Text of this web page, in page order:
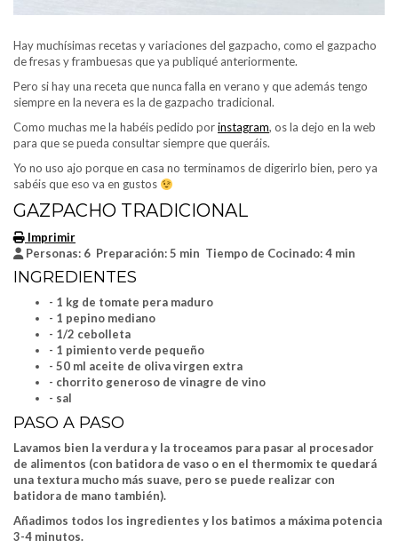
Hay muchísimas recetas y variaciones del gazpacho, como el gazpacho
de fresas y frambuesas que ya publiqué anteriormente.
Pero si hay una receta que nunca falla en verano y que además tengo
siempre en la nevera es la de gazpacho tradicional.
Como muchas me la habéis pedido porinstagram, os la dejo en la web
para que se pueda consultar siempre que queráis.
Yo no uso ajo porque en casa no terminamos de digerirlo bien, pero ya
sabéis que eso va en gustos
GAZPACHO TRADICIONAL
Imprimir
Personas: 6 Preparación:5 min Tiempo de Cocinado:4 min
INGREDIENTES
- 1 kg de tomate pera maduro
- 1 pepino mediano
- 1/2 cebolleta
- 1 pimiento verde pequeño
- 50 ml aceite de oliva virgen extra
- chorrito generoso de vinagre de vino
- sal
PASO A PASO
Lavamos bien la verdura y la troceamos para pasar al procesador
de alimentos (con batidora de vaso o en el thermomix te quedará
una textura mucho más suave, pero se puede realizar con
batidora de mano también).
Añadimos todos los ingredientes y los batimos a máxima potencia
3-4 minutos.